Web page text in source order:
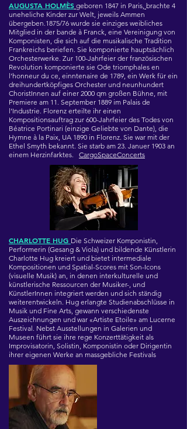
AUGUSTA HOLMÈS geboren 1847 in Paris, brachte 4
uneheliche Kinder zur Welt, jeweils Ammen
übergeben.1875/76 wurde sie einziges weibliches
Mitglied in der bande à Franck, eine Vereinigung von
Komponisten, die sich auf die musikalische Tradition
Frankreichs beriefen. Sie komponierte hauptsächlich
Orchesterwerke. Zur 100-Jahrfeier der französischen
Revolution komponierte sie Ode triomphales en
l’honneur du ce, einntenaire de 1789, ein Werk für ein
dreihundertköpfiges Orchester und neunhundert
ChoristInnen auf einer 2000 qm großen Bühne, mit
Premiere am 11. September 1889 im Palais de
l’Industrie. Florenz erteilte ihr einen
Kompositionsauftrag zur 600-Jahrfeier des Todes von
Béatrice Portinari (einzige Geliebte von Dante), die
Hymne à la Paix, UA 1890 in Florenz. Sie war mit der
Ethel Smyth bekannt. Sie starb am 23. Januer 1903 an
einem Herzinfarktes.
CargoSpaceConcerts
CHARLOTTE HUG Die Schweizer Komponistin,
Performerin (Gesang & Viola) und bildende Künstlerin
Charlotte Hug kreiert und bietet intermediale
Kompositionen und Spatial-Scores mit Son-Icons
(visuelle Musik) an, in denen interkulturelle und
künstlerische Ressourcen der Musiker-, und
KünstlerInnen integriert werden und sich ständig
weiterentwickeln. Hug erlangte Studienabschlüsse in
Musik und Fine Arts, gewann verschiedenste
Auszeichnungen und war «Artiste Etoile» am Lucerne
Festival. Nebst Ausstellungen in Galerien und
Museen führt sie ihre rege Konzerttätigkeit als
Improvisatorin, Solistin, Komponistin oder Dirigentin
ihrer eigenen Werke an massgebliche Festivals